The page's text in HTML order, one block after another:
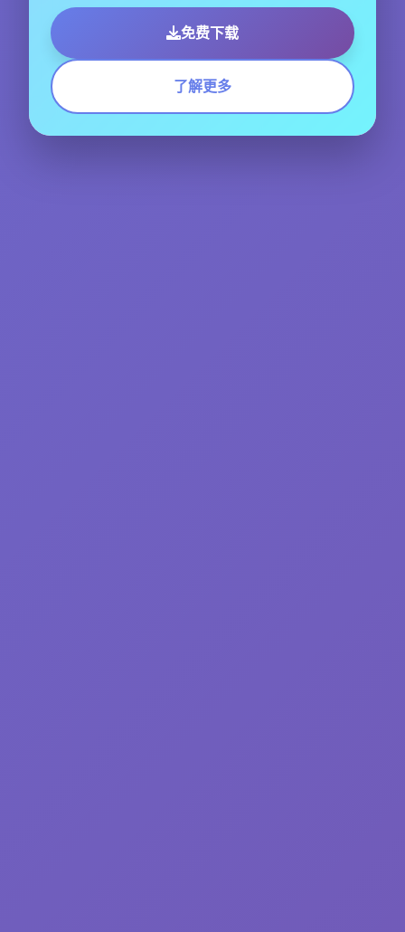
免费下载
了解更多